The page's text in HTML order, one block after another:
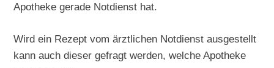
Apotheke gerade Notdienst hat.
Wird ein Rezept vom ärztlichen Notdienst ausgestellt
kann auch dieser gefragt werden, welche Apotheke